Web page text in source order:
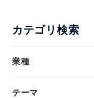
カテゴリ検索
業種
テーマ